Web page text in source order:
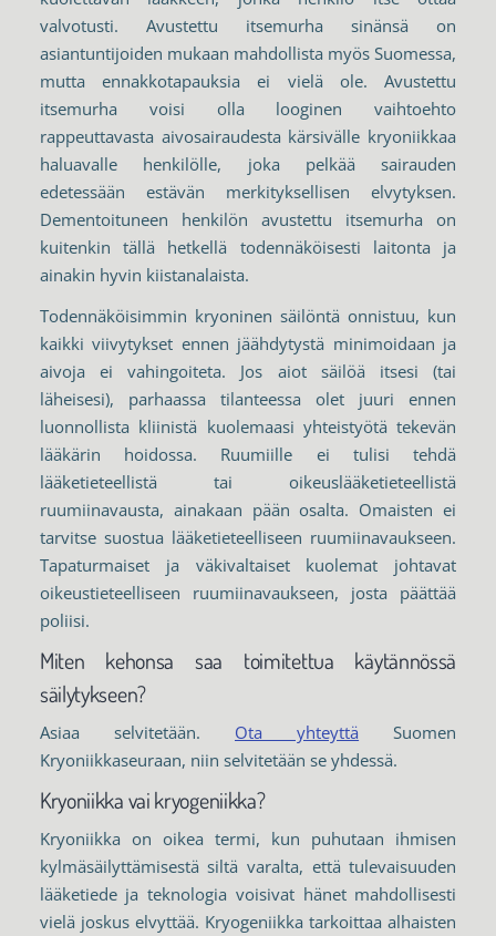
valvotusti. Avustettu itsemurha sinänsä on
asiantuntijoiden mukaan mahdollista myös Suomessa,
mutta ennakkotapauksia ei vielä ole. Avustettu
itsemurha voisi olla looginen vaihtoehto
rappeuttavasta aivosairaudesta kärsivälle kryoniikkaa
haluavalle henkilölle, joka pelkää sairauden
edetessään estävän merkityksellisen elvytyksen.
Dementoituneen henkilön avustettu itsemurha on
kuitenkin tällä hetkellä todennäköisesti laitonta ja
ainakin hyvin kiistanalaista.
Todennäköisimmin kryoninen säilöntä onnistuu, kun
kaikki viivytykset ennen jäähdytystä minimoidaan ja
aivoja ei vahingoiteta. Jos aiot säilöä itsesi (tai
läheisesi), parhaassa tilanteessa olet juuri ennen
luonnollista kliinistä kuolemaasi yhteistyötä tekevän
lääkärin hoidossa. Ruumiille ei tulisi tehdä
lääketieteellistä tai oikeuslääketieteellistä
ruumiinavausta, ainakaan pään osalta. Omaisten ei
tarvitse suostua lääketieteelliseen ruumiinavaukseen.
Tapaturmaiset ja väkivaltaiset kuolemat johtavat
oikeustieteelliseen ruumiinavaukseen, josta päättää
poliisi.
Miten kehonsa saa toimitettua käytännössä
säilytykseen?
Asiaa selvitetään. Ota yhteyttä Suomen
Kryoniikkaseuraan, niin selvitetään se yhdessä.
Kryoniikka vai kryogeniikka?
Kryoniikka on oikea termi, kun puhutaan ihmisen
kylmäsäilyttämisestä siltä varalta, että tulevaisuuden
lääketiede ja teknologia voisivat hänet mahdollisesti
vielä joskus elvyttää. Kryogeniikka tarkoittaa alhaisten